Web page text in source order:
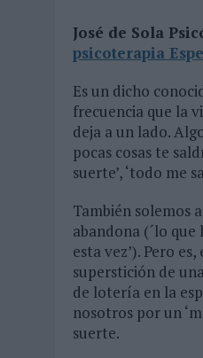
José de Sola
psicoterapia
Es un dicho
frecuencia que la
deja a un lado.
pocas cosas te
suerte’, ‘todo me
También solemos
abandona (´lo
esta vez’). Pero
superstición de
de lotería en la
nosotros por un
suerte.